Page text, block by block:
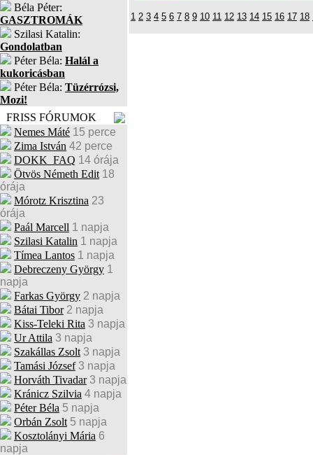
Béla Péter:
GASZTROMÁK
Szilasi Katalin:
Gondolatban
Péter Béla: Halál a
kukoricásban
Péter Béla: Tüzérrózsi,
Mozi!
FRISS FÓRUMOK
Nemes Máté 15 perce
Zima István 42 perce
DOKK_FAQ 14 órája
Ötvös Németh Edit 18
órája
Mórotz Krisztina 23
órája
Paál Marcell 1 napja
Szilasi Katalin 1 napja
Tímea Lantos 1 napja
Debreczeny György 1
napja
Farkas György 2 napja
Bátai Tibor 2 napja
Kiss-Teleki Rita 3 napja
Ur Attila 3 napja
Szakállas Zsolt 3 napja
Tamási József 3 napja
Horváth Tivadar 3 napja
Kránicz Szilvia 4 napja
Péter Béla 5 napja
Orbán Zsolt 5 napja
Kosztolányi Mária 6
napja
1 2 3 4 5 6 7 8 9 10 11 12 13 14 15 16 17 18